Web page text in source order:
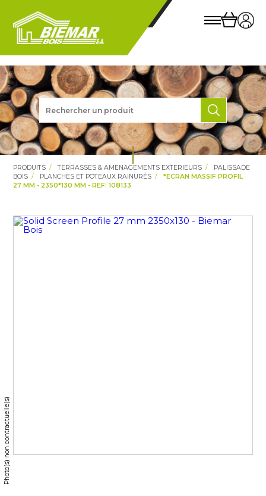
PRODUITS TERRASSES & AMENAGEMENTS EXTERIEURS
PALISSADE
BOIS
PLANCHES ET POTEAUX RAINURÉS
*ECRAN MASSIF PROFIL
27 MM - 2350*130 MM - REF: 108133
Photo(s) non contractuelle(s)